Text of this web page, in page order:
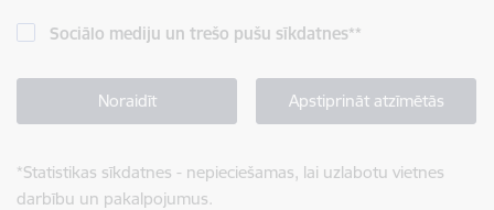
Sociālo mediju un trešo pušu sīkdatnes**
Noraidīt Apstiprināt atzīmētās
*Statistikas sīkdatnes - nepieciešamas, lai uzlabotu vietnes
darbību un pakalpojumus.